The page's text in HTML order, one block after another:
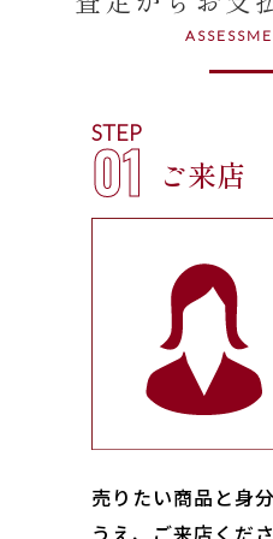
STEP
01 ご来店
売りたい商品と身
うえ、ご来店くだ